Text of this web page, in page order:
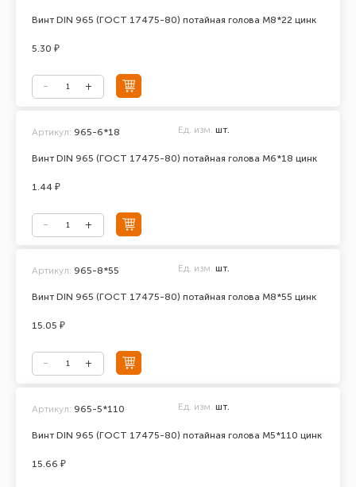
Винт DIN 965 (ГОСТ 17475-80) потайная голова М8*22 цинк
5.30 ₽
Винт DIN 965 (ГОСТ 17475-80) потайная голова М6*18 цинк
Артикул: 965-6*18 Ед. изм. шт.
1.44 ₽
Винт DIN 965 (ГОСТ 17475-80) потайная голова М8*55 цинк
Артикул: 965-8*55 Ед. изм. шт.
15.05 ₽
Винт DIN 965 (ГОСТ 17475-80) потайная голова М5*110 цинк
Артикул: 965-5*110 Ед. изм. шт.
15.66 ₽